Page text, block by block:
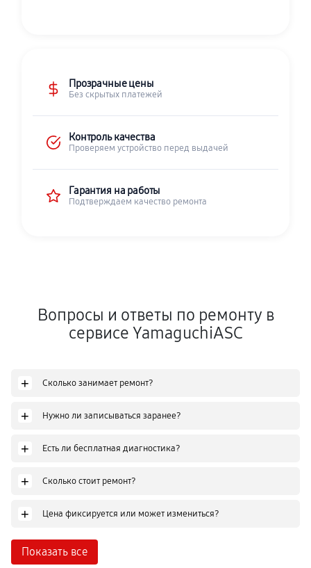
Прозрачные цены
Без скрытых платежей
Контроль качества
Проверяем устройство перед выдачей
Гарантия на работы
Подтверждаем качество ремонта
Вопросы и ответы по ремонту в
сервисе YamaguchiASC
+ Сколько занимает ремонт?
+ Нужно ли записываться заранее?
+ Есть ли бесплатная диагностика?
+ Сколько стоит ремонт?
+ Цена фиксируется или может измениться?
Показать все